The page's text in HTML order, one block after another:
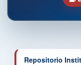
Repositorio